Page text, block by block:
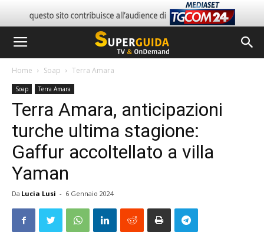
Home Soap Terra Amara
Soap Terra Amara
Terra Amara, anticipazioni
turche ultima stagione:
Gaffur accoltellato a villa
Yaman
Da Lucia Lusi - 6 Gennaio 2024